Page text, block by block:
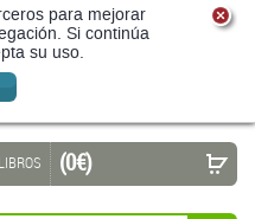
para mejorar
Si continúa
su uso.
(0 €)